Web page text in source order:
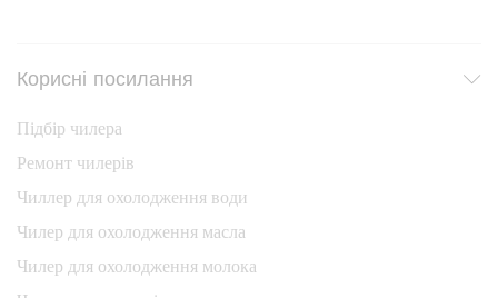
Корисні посилання
Підбір чилера
Ремонт чилерів
Чиллер для охолодження води
Чилер для охолодження масла
Чилер для охолодження молока